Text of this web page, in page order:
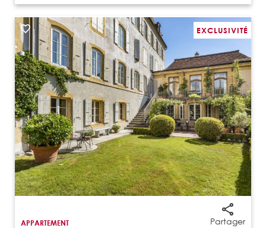
EXCLUSIVITÉ
Partager
APPARTEMENT